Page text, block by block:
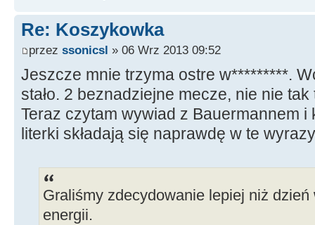
Re: Koszykowka
przez ssonicsl » 06 Wrz 2013 09:52
Jeszcze mnie trzyma ostre w*********.
stało. 2 beznadziejne mecze, nie nie tak
Teraz czytam wywiad z Bauermannem
literki składają się naprawdę w te
Graliśmy zdecydowanie lepiej niż
energii.